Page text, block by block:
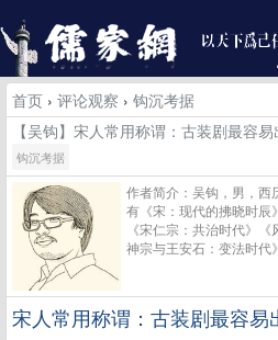
首页 › 评论观察 › 钩沉考据
【吴钩】宋人常用称谓：古装剧最容
钩沉考据
作者简介：吴钩，男，西
有《宋：现代的拂晓时辰
《宋仁宗：共治时代》
神宗与王安石：变法时代
宋人常用称谓：古装剧最容易